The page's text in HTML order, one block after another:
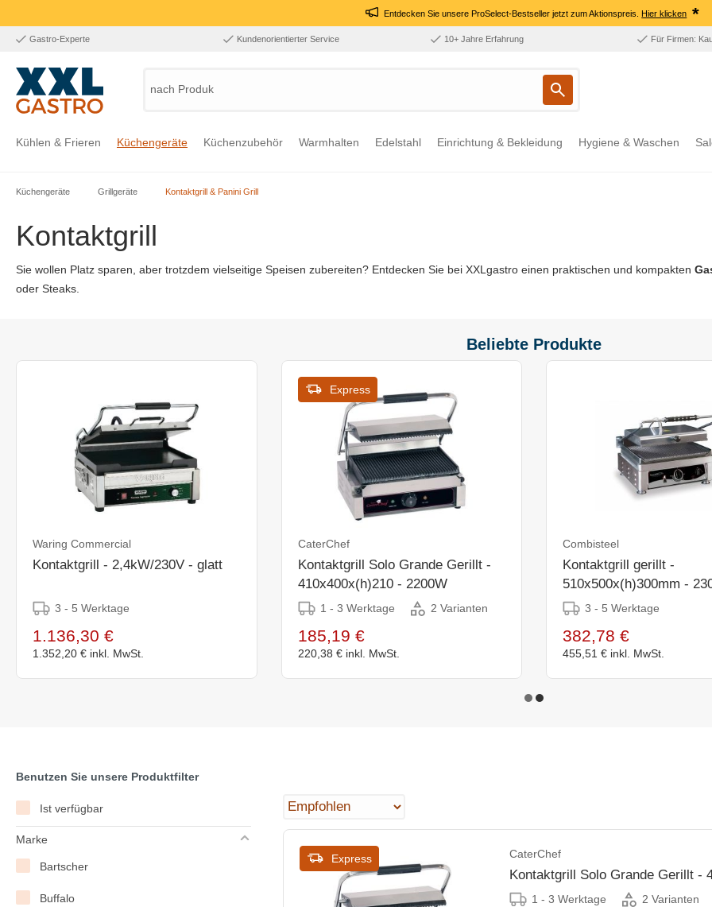
Entdecken Sie unsere ProSelect-Bestseller jetzt zum Aktionspreis.Hier klicken *
Gastro-Experte Kundenorientierter Service 10+ Jahre Erfahrung Für Firmen:
nach Produkt,
Kühlen & Frieren Küchengeräte Küchenzubehör Warmhalten Edelstahl Einrichtung & Bekleidung Hygiene & Waschen
Küchengeräte Grillgeräte Kontaktgrill & Panini Grill
Kontaktgrill
Sie wollen Platz sparen, aber trotzdem vielseitige Speisen zubereiten? Entdecken Sie bei XXLgastro einen praktischen und kompakten
oder Steaks.
Beliebte Produkte
Waring Commercial
Kontaktgrill - 2,4kW/230V - glatt
3 - 5 Werktage
1.136,30 €
1.352,20 € inkl. MwSt.
Express
CaterChef
Kontaktgrill Solo Grande Gerillt -
410x400x(h)210 - 2200W
1 - 3 Werktage 2 Varianten
185,19 €
220,38 € inkl. MwSt.
Combisteel
Kontaktgrill gerillt -
510x500x(h)300mm -
3 - 5 Werktage
382,78 €
455,51 € inkl. MwSt.
Benutzen Sie unsere Produktfilter
Ist verfügbar
Marke
Bartscher
Buffalo
Express CaterChef
Kontaktgrill Solo Grande Gerillt -
1 - 3 Werktage 2 Varianten